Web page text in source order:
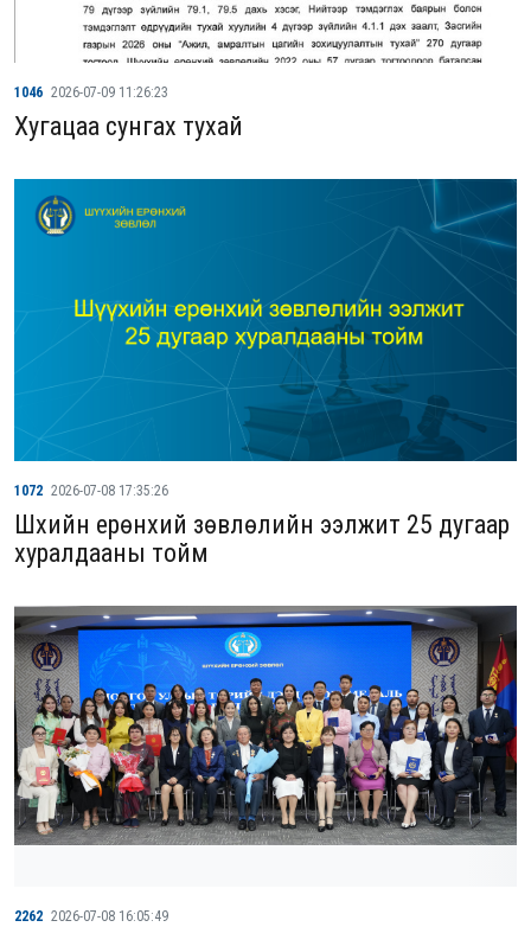
1046 2026-07-09 11:26:23
Хугацаа сунгах тухай
1072 2026-07-08 17:35:26
Шүүхийн ерөнхий зөвлөлийн ээлжит 25 дугаар
хуралдааны тойм
2262 2026-07-08 16:05:49